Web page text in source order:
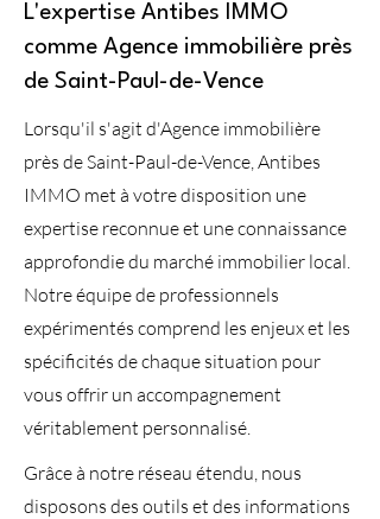
L'expertise Antibes IMMO
comme Agence immobilière près
de Saint-Paul-de-Vence
Lorsqu'il s'agit d'Agence immobilière
près de Saint-Paul-de-Vence, Antibes
IMMO met à votre disposition une
expertise reconnue et une connaissance
approfondie du marché immobilier local.
Notre équipe de professionnels
expérimentés comprend les enjeux et les
spécificités de chaque situation pour
vous offrir un accompagnement
véritablement personnalisé.
Grâce à notre réseau étendu, nous
disposons des outils et des informations